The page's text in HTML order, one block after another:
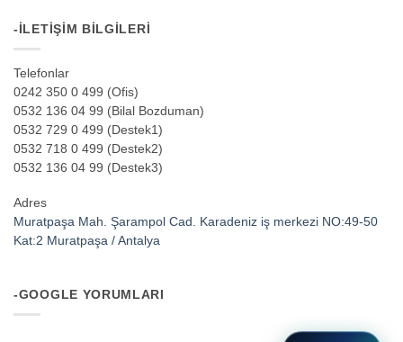
-İLETIŞIM BILGILERI
Telefonlar
0242 350 0 499 (Ofis)
0532 136 04 99 (Bilal Bozduman)
0532 729 0 499 (Destek1)
0532 718 0 499 (Destek2)
0532 136 04 99 (Destek3)
Adres
Muratpaşa Mah. Şarampol Cad. Karadeniz iş merkezi NO:49-50
Kat:2 Muratpaşa / Antalya
-GOOGLE YORUMLARI